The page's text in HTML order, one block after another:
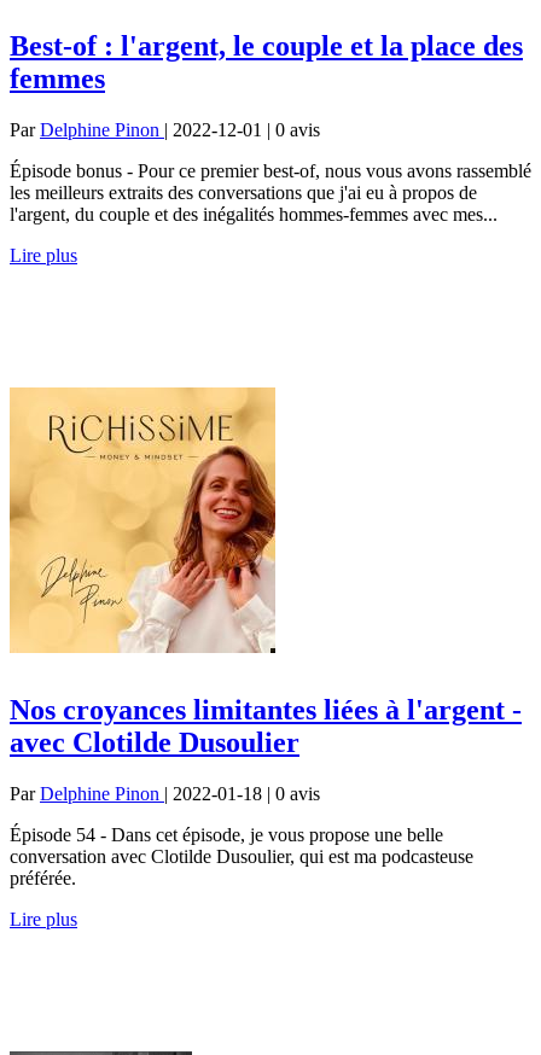
Best-of : l'argent, le couple et la place des
femmes
ParDelphine Pinon | 2022-12-01 | 0 avis
Épisode bonus - Pour ce premier best-of, nous vous avons rassemblé
les meilleurs extraits des conversations que j'ai eu à propos de
l'argent, du couple et des inégalités hommes-femmes avec mes...
Lire plus
Nos croyances limitantes liées à l'argent -
avec Clotilde Dusoulier
ParDelphine Pinon | 2022-01-18 | 0 avis
Épisode 54 - Dans cet épisode, je vous propose une belle
conversation avec Clotilde Dusoulier, qui est ma podcasteuse
préférée.
Lire plus